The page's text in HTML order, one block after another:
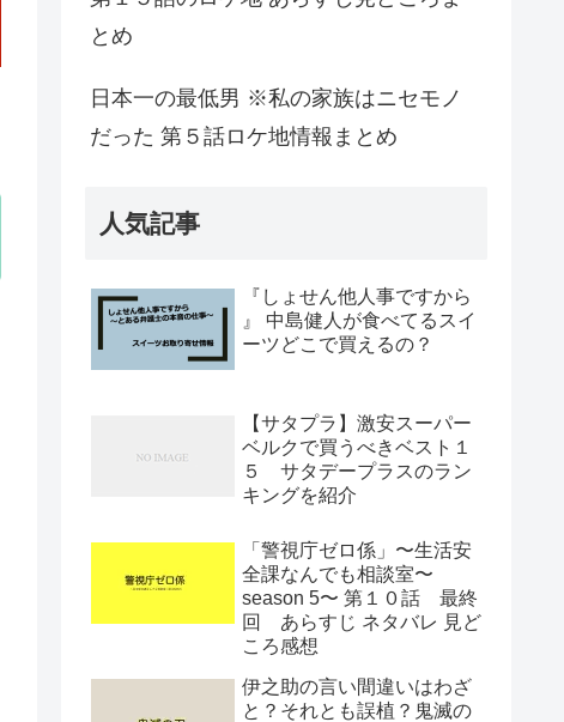
とめ
日本一の最低男 ※私の家族はニセモノ
だった 第５話ロケ地情報まとめ
人気記事
『しょせん他人事ですから
』 中島健人が食べてるスイ
ーツどこで買えるの？
【サタプラ】激安スーパー
ベルクで買うべきベスト１
５ サタデープラスのラン
キングを紹介
「警視庁ゼロ係」〜生活安
全課なんでも相談室〜
season 5〜 第１０話 最終
回 あらすじ ネタバレ 見ど
ころ感想
伊之助の言い間違いはわざ
と？それとも誤植？鬼滅の